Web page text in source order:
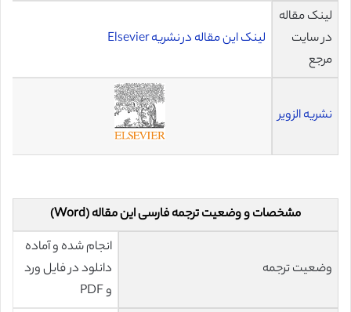
لینک مقاله
در سایت
مرجع
لینک این مقاله در نشریه Elsevier
نشریه الزویر
مشخصات و وضعیت ترجمه فارسی این مقاله (Word)
وضعیت ترجمه
انجام شده و آماده
دانلود در فایل ورد
و PDF